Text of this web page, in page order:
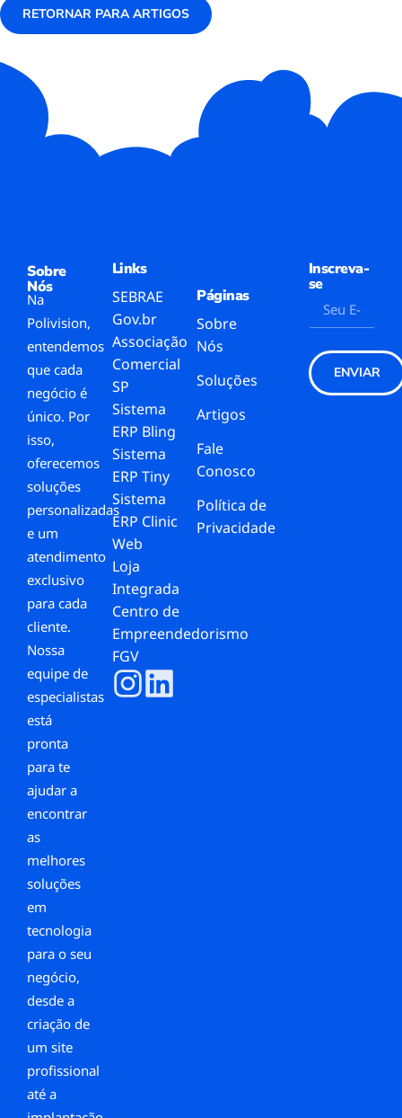
RETORNAR PARA ARTIGOS
Sobre
Nós
Na
Polivision,
entendemos
que cada
negócio é
único. Por
isso,
oferecemos
soluções
personalizadas
e um
atendimento
exclusivo
para cada
cliente.
Nossa
equipe de
especialistas
está
pronta
para te
ajudar a
encontrar
as
melhores
soluções
em
tecnologia
para o seu
negócio,
desde a
criação de
um site
profissional
até a
Links
SEBRAE
Gov.br
Associação
Comercial
SP
Sistema
ERP Bling
Sistema
ERP Tiny
Sistema
ERP Clinic
Web
Loja
Integrada
Centro de
Empreendedorismo
FGV
Páginas
Sobre
Nós
Soluções
Artigos
Fale
Conosco
Política de
Privacidade
Inscreva-
se
ENVIAR